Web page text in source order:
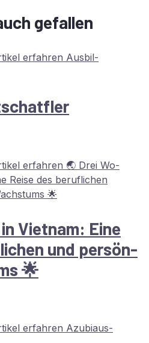
gefallen
Viet­nam: Eine
und per­sön­
🌟